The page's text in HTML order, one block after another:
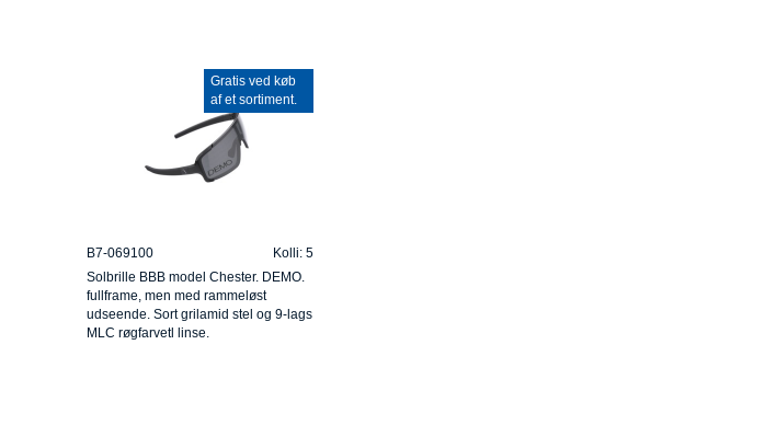
Gratis ved køb
af et sortiment.
B7-069100
Kolli: 5
Solbrille BBB model Chester. DEMO.
fullframe, men med rammeløst
udseende. Sort grilamid stel og 9-lags
MLC røgfarvetl linse.